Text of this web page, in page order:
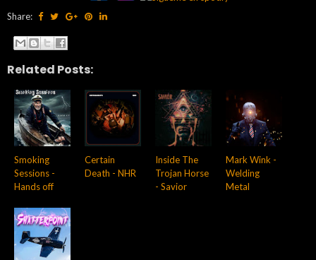
Share:
Related Posts:
Smoking
Sessions -
Hands off
Certain
Death - NHR
Inside The
Trojan Horse
- Savior
Mark Wink -
Welding
Metal